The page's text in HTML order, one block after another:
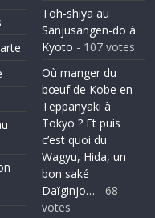
Toh-shiya au
Sanjusangen-do à
Kyoto - 107 votes
Où manger du
bœuf de Kobe en
Teppanyaki à
Tokyo ? Et puis
c’est quoi du
Wagyu, Hida, un
bon saké
Daïginjo… - 68
votes